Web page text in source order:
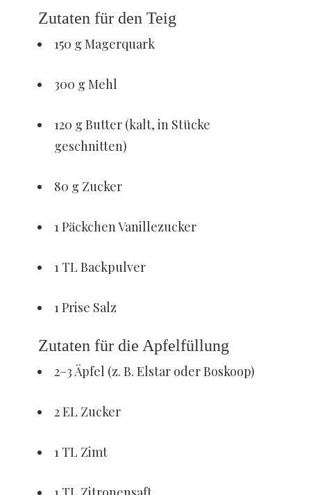
Zutaten für den Teig
150 g Magerquark
300 g Mehl
120 g Butter (kalt, in Stücke
geschnitten)
80 g Zucker
1 Päckchen Vanillezucker
1 TL Backpulver
1 Prise Salz
Zutaten für die Apfelfüllung
2–3 Äpfel (z. B. Elstar oder Boskoop)
2 EL Zucker
1 TL Zimt